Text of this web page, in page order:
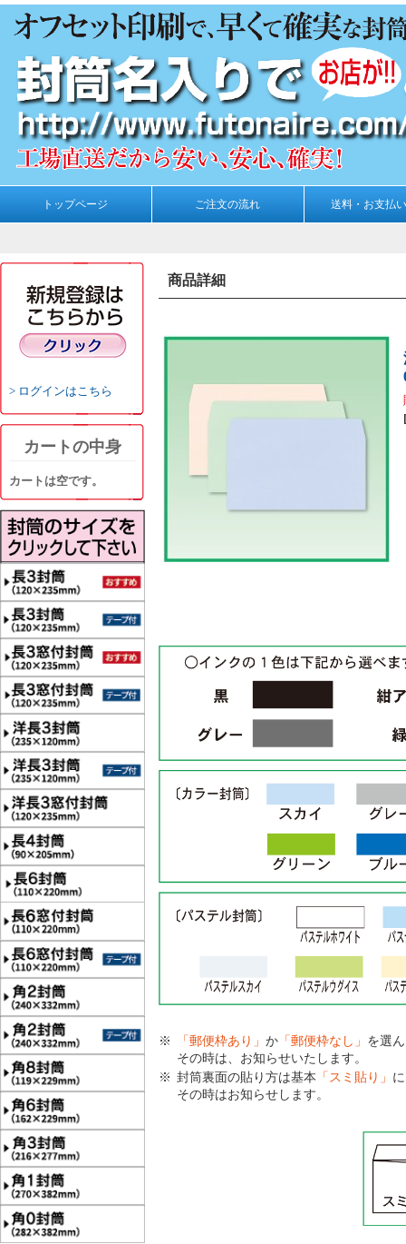
トップページ ご注文の流れ 送料・お支払
ログインはこちら
カートの中身
カートは空です。
商品詳細
「郵便枠あり」 か 「郵便枠なし」 を選
その時は、お知らせいたします。
封筒裏面の貼り方は基本 「スミ貼り」
その時はお知らせします。